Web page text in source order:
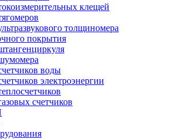
клещей
толщиномера
покрытия
воды
электроэнергии
счетчиков